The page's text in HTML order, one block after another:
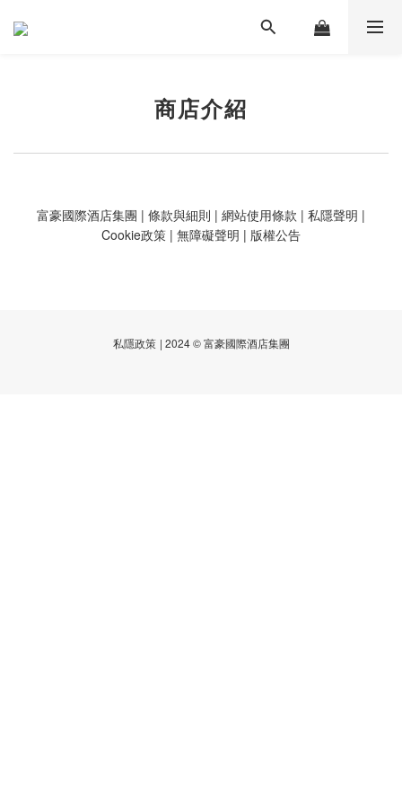
商店介紹
富豪國際酒店集團 | 條款與細則 | 網站使用條款 | 私隱聲明 |
Cookie政策 | 無障礙聲明 | 版權公告
私隱政策 | 2024 © 富豪國際酒店集團